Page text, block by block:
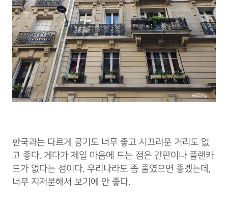
한국과는 다르게 공기도 너무 좋고 시끄러운 거리도 없
고 좋다. 게다가 제일 마음에 드는 점은 간판이나 플랜카
드가 없다는 점이다. 우리나라도 좀 줄였으면 좋겠는데,
너무 지저분해서 보기에 안 좋다.